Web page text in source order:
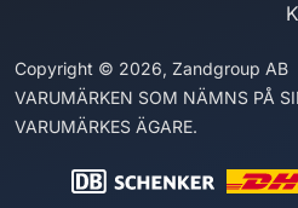
Copyright © 2026, Zandgroup AB
VARUMÄRKEN SOM NÄMNS PÅ
VARUMÄRKES ÄGARE.